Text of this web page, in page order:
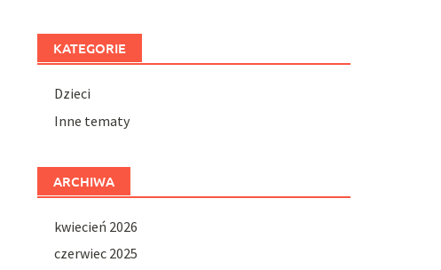
KATEGORIE
Dzieci
Inne tematy
ARCHIWA
kwiecień 2026
czerwiec 2025